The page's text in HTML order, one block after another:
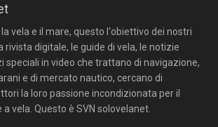
vela e il mare, questo l'obiettivo dei nostri
rivista digitale, le guide di vela, le notizie
speciali in video che trattano di navigazione,
e di mercato nautico, cercano di
la loro passione incondizionata per il
vela. Questo è SVN solovelanet.